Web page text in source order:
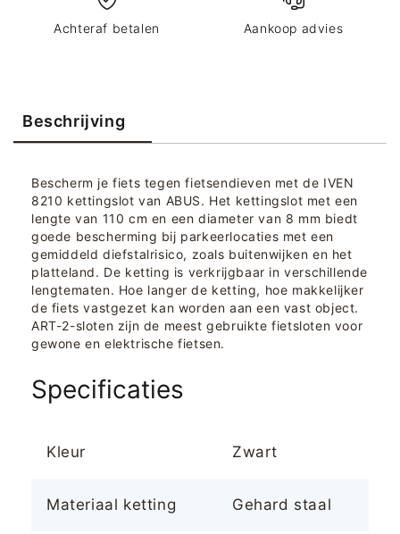
Achteraf betalen Aankoop advies
Beschrijving
Bescherm je fiets tegen fietsendieven met de IVEN
8210 kettingslot van ABUS. Het kettingslot met een
lengte van 110 cm en een diameter van 8 mm biedt
goede bescherming bij parkeerlocaties met een
gemiddeld diefstalrisico, zoals buitenwijken en het
platteland. De ketting is verkrijgbaar in verschillende
lengtematen. Hoe langer de ketting, hoe makkelijker
de fiets vastgezet kan worden aan een vast object.
ART-2-sloten zijn de meest gebruikte fietsloten voor
gewone en elektrische fietsen.
Specificaties
Kleur Zwart
Materiaal ketting Gehard staal